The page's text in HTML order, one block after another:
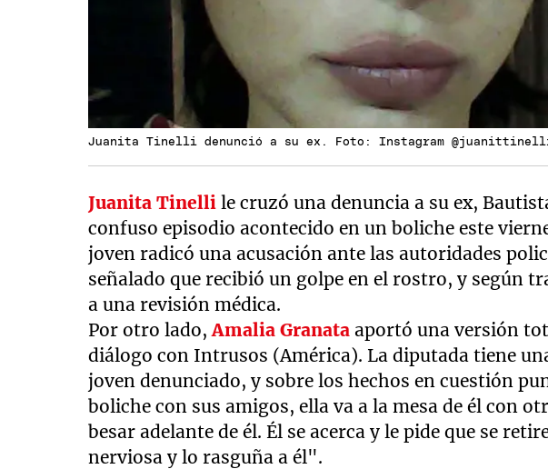
Juanita Tinelli denunció a su ex. Foto: Instagram
Juanita Tinelli le cruzó una denuncia a su ex,
confuso episodio acontecido en un boliche este
joven radicó una acusación ante las autoridades
señalado que recibió un golpe en el rostro, y según
a una revisión médica.
Por otro lado, Amalia Granata aportó una versión
diálogo con Intrusos (América). La diputada tiene
joven denunciado, y sobre los hechos en cuestión
boliche con sus amigos, ella va a la mesa de él con
besar adelante de él. Él se acerca y le pide que se
nerviosa y lo rasguña a él".